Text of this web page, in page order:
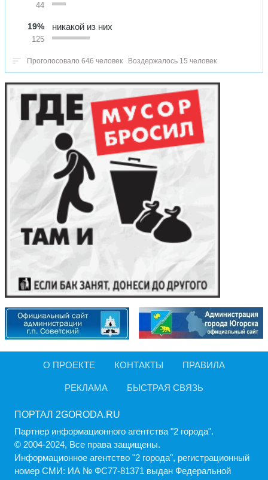
44
19%
125
никакой из них
Проголосовало 646 человек Воздержалось 15 человек
О ПРОЕКТЕ КОНТАКТЫ ПРАВИЛА
РЕКЛАМА БЫСТРАЯ СВЯЗЬ
ПОРТАЛ 2GORODA.RU
Партнер информационного агентства "2 города".
© 2004-2024, Все права защищены.
Информационное агентство "2 города", регистрационный
номер СМИ: ИА № ФС77-81371 выдан Федеральной